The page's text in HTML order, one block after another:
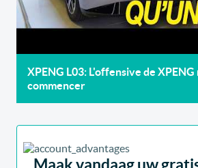
XPENG L03: L'offensive de
commencer